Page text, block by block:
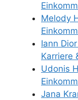
Melody
Iann
Karriere
Udonis
Jana